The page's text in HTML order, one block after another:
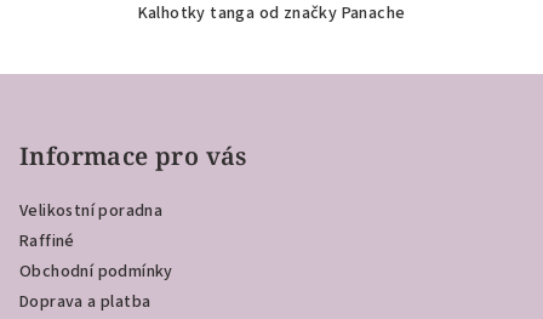
Kalhotky tanga od značky Panache
Informace pro vás
Velikostní poradna
Raffiné
Obchodní podmínky
Doprava a platba